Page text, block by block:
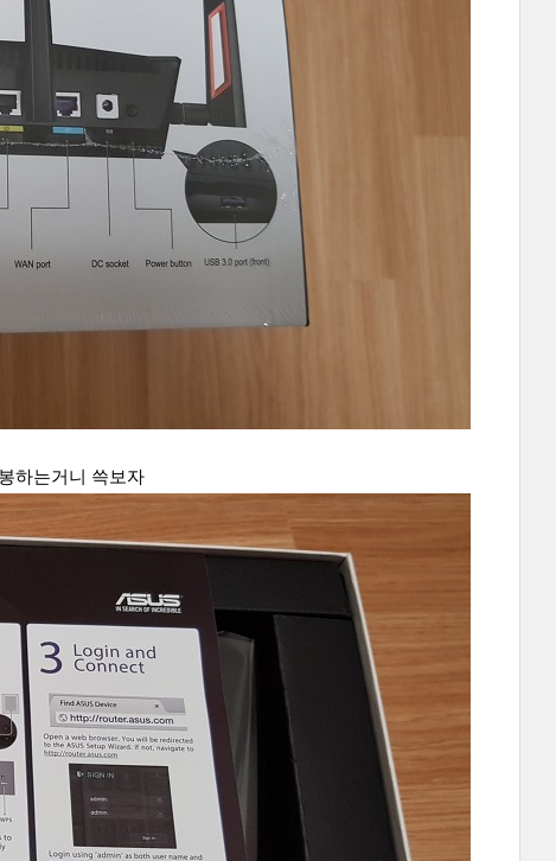
하는거니 쓱보자